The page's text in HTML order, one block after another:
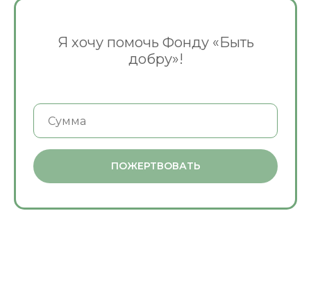
Я хочу помочь Фонду «Быть
добру»!
ПОЖЕРТВОВАТЬ